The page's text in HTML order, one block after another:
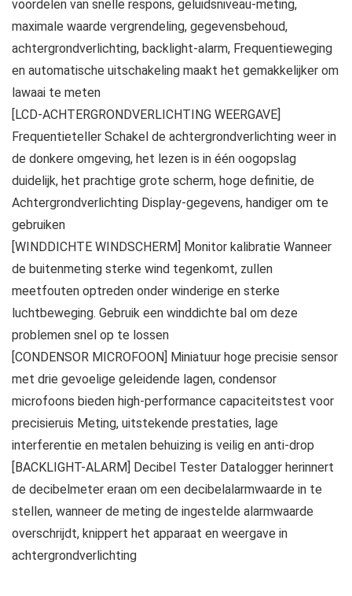
voordelen van snelle respons, geluidsniveau-meting,
maximale waarde vergrendeling, gegevensbehoud,
achtergrondverlichting, backlight-alarm, Frequentieweging
en automatische uitschakeling maakt het gemakkelijker om
lawaai te meten
[LCD-ACHTERGRONDVERLICHTING WEERGAVE]
Frequentieteller Schakel de achtergrondverlichting weer in
de donkere omgeving, het lezen is in één oogopslag
duidelijk, het prachtige grote scherm, hoge definitie, de
Achtergrondverlichting Display-gegevens, handiger om te
gebruiken
[WINDDICHTE WINDSCHERM] Monitor kalibratie Wanneer
de buitenmeting sterke wind tegenkomt, zullen
meetfouten optreden onder winderige en sterke
luchtbeweging. Gebruik een winddichte bal om deze
problemen snel op te lossen
[CONDENSOR MICROFOON] Miniatuur hoge precisie sensor
met drie gevoelige geleidende lagen, condensor
microfoons bieden high-performance capaciteitstest voor
precisieruis Meting, uitstekende prestaties, lage
interferentie en metalen behuizing is veilig en anti-drop
[BACKLIGHT-ALARM] Decibel Tester Datalogger herinnert
de decibelmeter eraan om een ​​decibelalarmwaarde in te
stellen, wanneer de meting de ingestelde alarmwaarde
overschrijdt, knippert het apparaat en weergave in
achtergrondverlichting